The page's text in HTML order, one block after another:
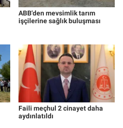
ABB'den mevsimlik tarım
işçilerine sağlık buluşması
Faili meçhul 2 cinayet daha
aydınlatıldı